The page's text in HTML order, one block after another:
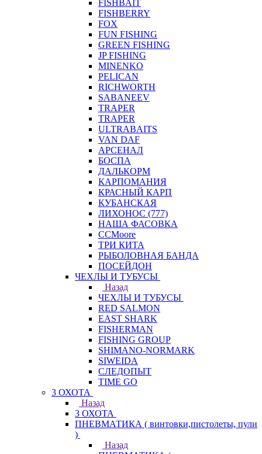
FISHBAIT
FISHBERRY
FOX
FUN FISHING
GREEN FISHING
JP FISHING
MINENKO
PELICAN
RICHWORTH
SABANEEV
TRAPER
TRAPER
ULTRABAITS
VAN DAF
АРСЕНАЛ
БОСПА
ДАЛЬКОРМ
КАРПОМАНИЯ
КРАСНЫЙ КАРП
КУБАНСКАЯ
ЛИХОНОС (777)
НАША ФАСОВКА
СCMoore
ТРИ КИТА
РЫБОЛОВНАЯ БАНДА
ПОСЕЙДОН
ЧЕХЛЫ И ТУБУСЫ
Назад
ЧЕХЛЫ И ТУБУСЫ
RED SALMON
EAST SHARK
FISHERMAN
FISHING GROUP
SHIMANO-NORMARK
SIWEIDA
СЛЕДОПЫТ
TIME GO
3 ОХОТА
Назад
3 ОХОТА
ПНЕВМАТИКА ( винтовки,пистолеты, пули
)
Назад